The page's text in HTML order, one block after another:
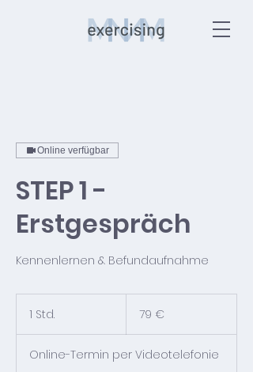
Online verfügbar
STEP 1 -
Erstgespräch
Kennenlernen & Befundaufnahme
1 Std.
d
79 €
Online-Termin per Videotelefonie